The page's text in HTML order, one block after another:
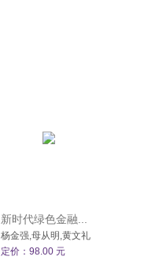
新时代绿色金融...
杨金强,母从明,黄文礼
定价：98.00 元